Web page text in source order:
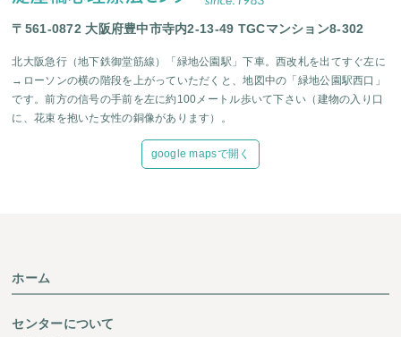
〒561-0872 大阪府豊中市寺内2-13-49 TGCマンション8-302
北大阪急行（地下鉄御堂筋線）「緑地公園駅」下車。西改札を出てすぐ左に
→ローソンの横の階段を上がっていただくと、地図中の「緑地公園駅西口」
です。前方の信号の手前を左に約100メートル歩いて下さい（建物の入り口
に、花束を抱いた女性の銅像があります）。
google mapsで開く
ホーム
センターについて